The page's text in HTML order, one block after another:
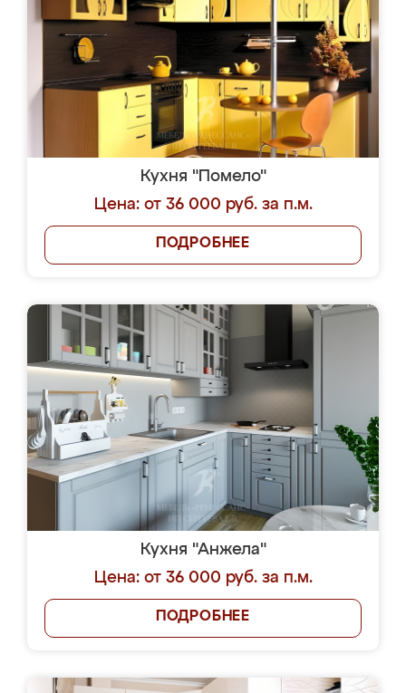
Кухня "Помело"
Цена: от 36 000 руб. за п.м.
ПОДРОБНЕЕ
Кухня "Анжела"
Цена: от 36 000 руб. за п.м.
ПОДРОБНЕЕ